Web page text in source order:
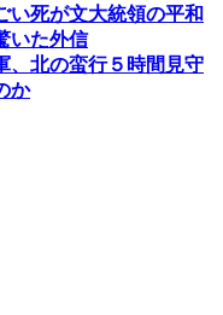
い死が文大統領の平和
いた外信
、北の蛮行５時間見守
か